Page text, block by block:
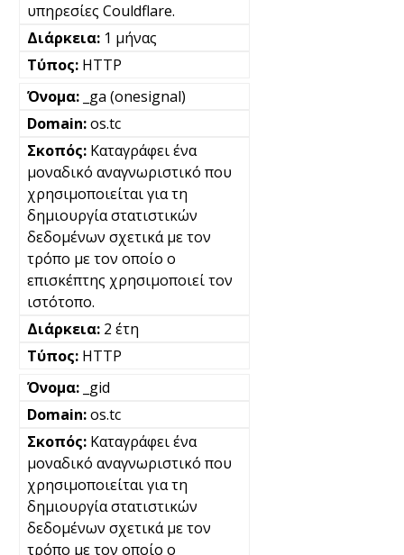
υπηρεσίες Couldflare.
1 μήνας
HTTP
_ga (onesignal)
os.tc
Καταγράφει ένα
μοναδικό αναγνωριστικό που
χρησιμοποιείται για τη
δημιουργία στατιστικών
δεδομένων σχετικά με τον
τρόπο με τον οποίο ο
επισκέπτης χρησιμοποιεί τον
ιστότοπο.
2 έτη
HTTP
_gid
os.tc
Καταγράφει ένα
μοναδικό αναγνωριστικό που
χρησιμοποιείται για τη
δημιουργία στατιστικών
δεδομένων σχετικά με τον
τρόπο με τον οποίο ο